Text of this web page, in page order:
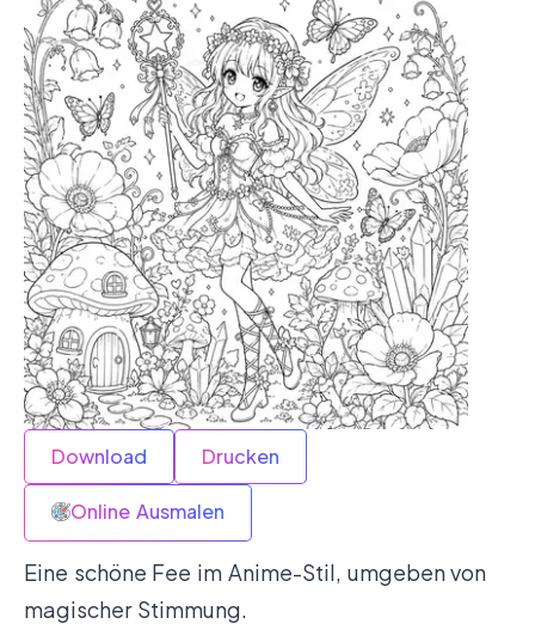
Download Drucken
Online Ausmalen
Eine schöne Fee im Anime-Stil, umgeben von
magischer Stimmung.